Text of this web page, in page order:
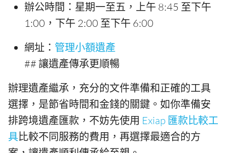
辦公時間：星期一至五，上午 8:45 至下午
1:00，下午 2:00 至下午 6:00
網址： 管理小額遺產
## 讓遺產傳承更順暢
辦理遺產繼承，充分的文件準備和正確的工具
選擇，是節省時間和金錢的關鍵。如你準備安
排跨境遺產匯款，不妨先使用 Exiap 匯款比較工
具比較不同服務的費用，再選擇最適合的方